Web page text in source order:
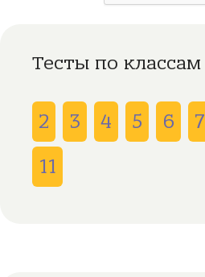
Тесты по классам
2 3 4 5 6 7
11